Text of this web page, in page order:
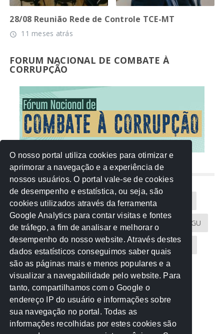
28/08 Reunião Rede de Controle TCE-MT
access_time 11 meses atrás
FORUM NACIONAL DE COMBATE À
CORRUPÇÃO
NUVEM DE TAGS
Acontece na Rede AGU AMM
Atricon Audicom CAU-MT CGU
CREA-MT Eventos MPC-MT MPE-MT
MPF Notícias PF PGE-MT PGR
Receita Federal Sem categoria
TCE-MT TCU TRE
O nosso portal utiliza cookies para otimizar e
aprimorar a navegação e a experiência de
nossos usuários. O portal vale-se de cookies
de desempenho e estatística, ou seja, são
cookies utilizados através da ferramenta
Google Analytics para contar visitas e fontes
de tráfego, a fim de analisar e melhorar o
desempenho do nosso website. Através destes
dados estatísticos conseguimos saber quais
são as páginas mais e menos populares e a
visualizar a navegabilidade pelo website. Para
tanto, compartilhamos com o Google o
endereço IP do usuário e informações sobre
sua navegação no portal. Todas as
informações recolhidas por estes cookies são